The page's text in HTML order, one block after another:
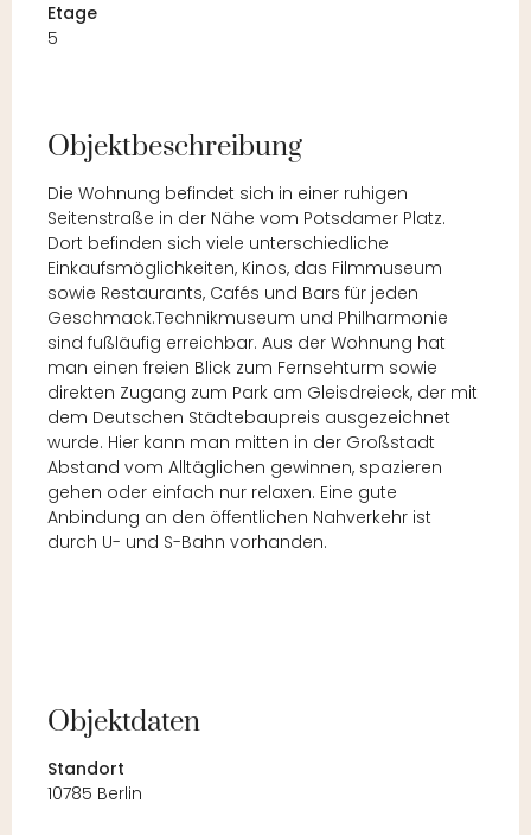
Etage
5
Objektbeschreibung
Die Wohnung befindet sich in einer ruhigen
Seitenstraße in der Nähe vom Potsdamer Platz.
Dort befinden sich viele unterschiedliche
Einkaufsmöglichkeiten, Kinos, das Filmmuseum
sowie Restaurants, Cafés und Bars für jeden
Geschmack.Technikmuseum und Philharmonie
sind fußläufig erreichbar. Aus der Wohnung hat
man einen freien Blick zum Fernsehturm sowie
direkten Zugang zum Park am Gleisdreieck, der mit
dem Deutschen Städtebaupreis ausgezeichnet
wurde. Hier kann man mitten in der Großstadt
Abstand vom Alltäglichen gewinnen, spazieren
gehen oder einfach nur relaxen. Eine gute
Anbindung an den öffentlichen Nahverkehr ist
durch U- und S-Bahn vorhanden.
Objektdaten
Standort
10785 Berlin